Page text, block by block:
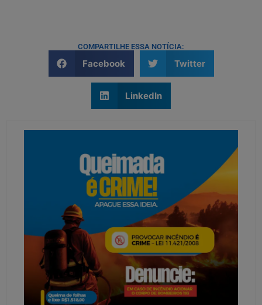
COMPARTILHE ESSA NOTÍCIA:
Facebook Twitter
LinkedIn